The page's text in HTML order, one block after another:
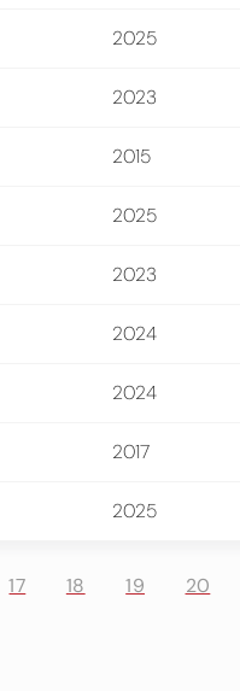
2025
2023
2015
2025
2023
2024
2024
2017
2025
17 18 19 20